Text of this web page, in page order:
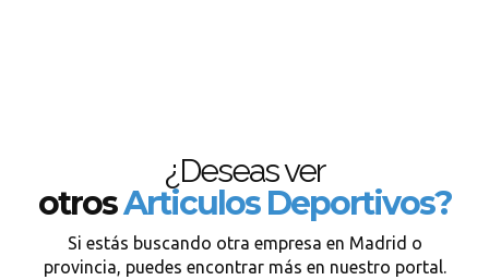
¿Deseas ver
otrosArticulos Deportivos?
Si estás buscando otra empresa en Madrid o
provincia, puedes encontrar más en nuestro portal.